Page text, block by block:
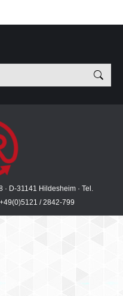
· D-31141 Hildesheim · Tel.
/ 2842-799